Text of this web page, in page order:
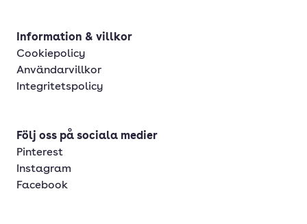
Information & villkor
Cookiepolicy
Användarvillkor
Integritetspolicy
Följ oss på sociala medier
Pinterest
Instagram
Facebook